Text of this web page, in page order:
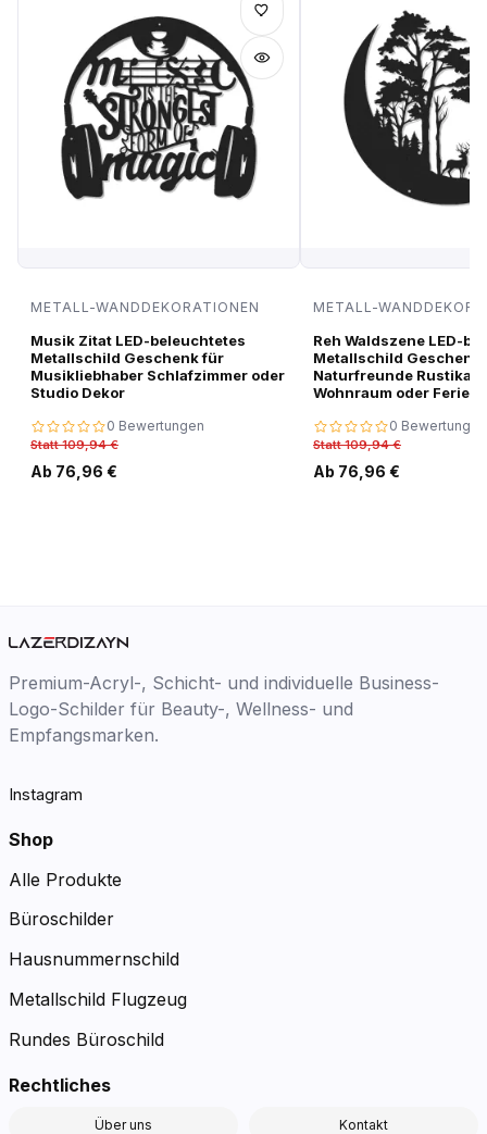
METALL-WANDDEKORATIONEN
Musik Zitat LED-beleuchtetes
Metallschild Geschenk für
Musikliebhaber Schlafzimmer oder
Studio Dekor
0 Bewertungen
Statt 109,94 €
Ab 76,96 €
METALL-
Reh Waldszene LED-
Metallschild Geschenk
Naturfreunde
Wohnraum oder
0 Bewertungen
Statt 109,94 €
Ab 76,96 €
Premium-Acryl-, Schicht- und individuelle Business-
Logo-Schilder für Beauty-, Wellness- und
Empfangsmarken.
Instagram
Shop
Alle Produkte
Büroschilder
Hausnummernschild
Metallschild Flugzeug
Rundes Büroschild
Rechtliches
Über uns Kontakt